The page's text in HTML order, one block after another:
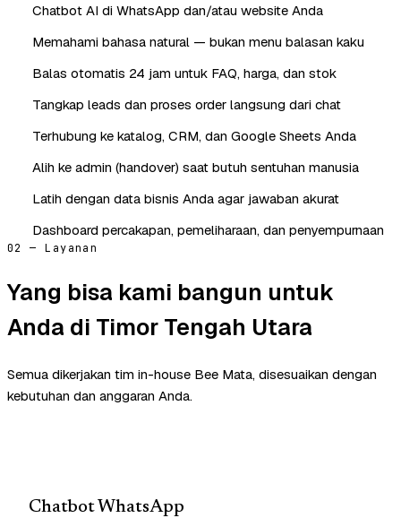
Chatbot AI di WhatsApp dan/atau website Anda
Memahami bahasa natural — bukan menu balasan kaku
Balas otomatis 24 jam untuk FAQ, harga, dan stok
Tangkap leads dan proses order langsung dari chat
Terhubung ke katalog, CRM, dan Google Sheets Anda
Alih ke admin (handover) saat butuh sentuhan manusia
Latih dengan data bisnis Anda agar jawaban akurat
Dashboard percakapan, pemeliharaan, dan penyempurnaan
02 — Layanan
Yang bisa kami bangun untuk
Anda di Timor Tengah Utara
Semua dikerjakan tim in-house Bee Mata, disesuaikan dengan
kebutuhan dan anggaran Anda.
Chatbot WhatsApp